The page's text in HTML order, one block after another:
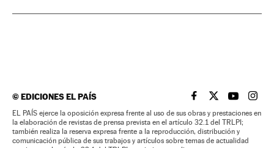
©EDICIONES EL PAÍS EL PAÍS BRASIL EN
EL PAÍSEL PAÍS
EL
EL PAÍS ejerce la oposición expresa frente al uso de sus obras y prestaciones en
la elaboración de revistas de prensa prevista en el artículo 32.1 del TRLPI;
también realiza la reserva expresa frente a la reproducción, distribución y
comunicación pública de sus trabajos y artículos sobre temas de actualidad